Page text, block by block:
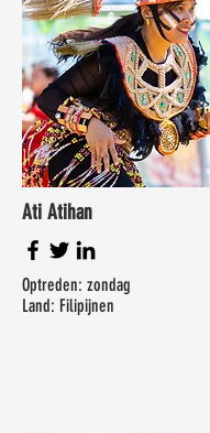
Ati Atihan
Optreden: zondag
Land: Filipijnen